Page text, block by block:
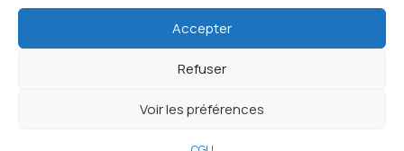
Accepter
Refuser
Voir les préférences
Copyright © empreinte-carbone 2026. All rights reserved